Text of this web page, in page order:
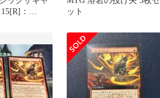
：
ット